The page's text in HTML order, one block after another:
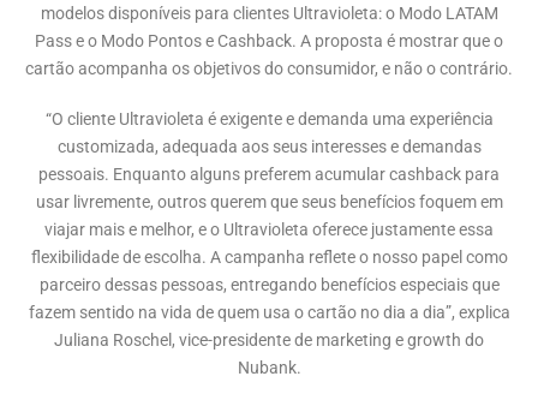
modelos disponíveis para clientes Ultravioleta: o Modo LATAM
Pass e o Modo Pontos e Cashback. A proposta é mostrar que o
cartão acompanha os objetivos do consumidor, e não o contrário.
“O cliente Ultravioleta é exigente e demanda uma experiência
customizada, adequada aos seus interesses e demandas
pessoais. Enquanto alguns preferem acumular cashback para
usar livremente, outros querem que seus benefícios foquem em
viajar mais e melhor, e o Ultravioleta oferece justamente essa
flexibilidade de escolha. A campanha reflete o nosso papel como
parceiro dessas pessoas, entregando benefícios especiais que
fazem sentido na vida de quem usa o cartão no dia a dia”, explica
Juliana Roschel, vice-presidente de marketing e growth do
Nubank.